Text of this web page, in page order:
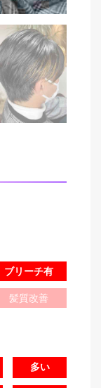
ブリーチ有
髪質改善
多い